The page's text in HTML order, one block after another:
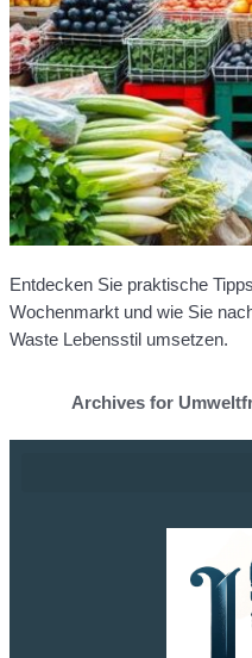
Entdecken Sie praktische
Wochenmarkt und wie Sie
Waste Lebensstil umsetzen.
Archives for